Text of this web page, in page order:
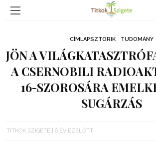
CÍMLAPSZTORIK TUDOMÁNY
JÖN A
A CSERNOBILI
16-SZOROSÁRA
SUGÁRZÁS
TITKOK SZIGETE 6 ÉV EZELŐTT